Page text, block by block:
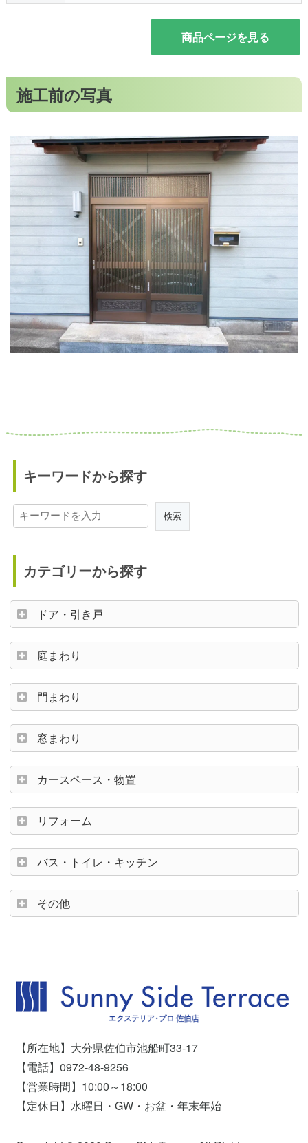
商品ページを見る
施工前の写真
キーワードから探す
カテゴリーから探す
ドア・引き戸
庭まわり
門まわり
窓まわり
カースペース・物置
リフォーム
バス・トイレ・キッチン
その他
【所在地】大分県佐伯市池船町33-17
【電話】0972-48-9256
【営業時間】10:00～18:00
【定休日】水曜日・GW・お盆・年末年始